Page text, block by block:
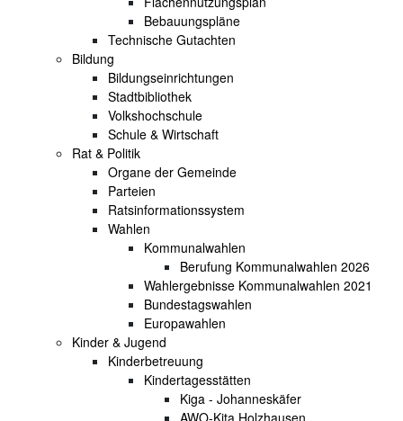
Bebauungspläne
Technische Gutachten
Bildung
Bildungseinrichtungen
Stadtbibliothek
Volkshochschule
Schule & Wirtschaft
Rat & Politik
Organe der Gemeinde
Parteien
Ratsinformationssystem
Wahlen
Kommunalwahlen
Berufung Kommunalwahlen 2026
Wahlergebnisse Kommunalwahlen 2021
Bundestagswahlen
Europawahlen
Kinder & Jugend
Kinderbetreuung
Kindertagesstätten
Kiga - Johanneskäfer
AWO-Kita Holzhausen